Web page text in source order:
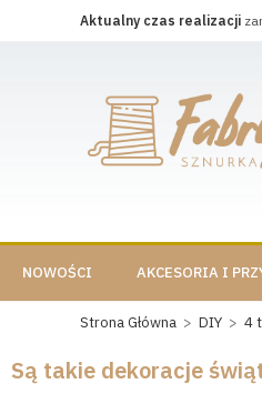
Aktualny czas realizacji
NOWOŚCI AKCESORIA I
Strona Główna > DIY > 4
Są takie dekoracje